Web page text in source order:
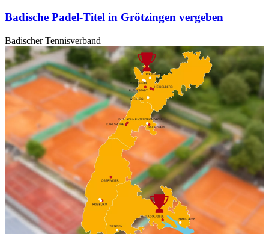
Badische Padel-Titel in Grötzingen vergeben
Badischer Tennisverband